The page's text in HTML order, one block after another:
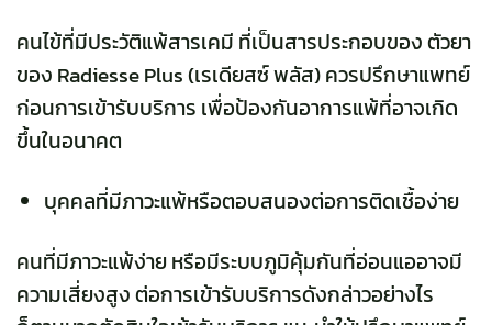
คนไข้ที่มีประวัติแพ้สารเคมี ที่เป็นสารประกอบของตัวยา
ของ Radiesse Plus(เรเดียสซ์ พลัส)ควรปรึกษาแพทย์
ก่อนการเข้ารับบริการ เพื่อป้องกันอาการแพ้ที่อาจเกิด
ขึ้นในอนาคต
บุคคลที่มีภาวะแพ้หรือตอบสนองต่อการติดเชื้อง่าย
คนที่มีภาวะแพ้ง่าย หรือมีระบบภูมิคุ้มกันที่อ่อนแออาจมี
ความเสี่ยงสูง ต่อการเข้ารับบริการดังกล่าวอย่างไร